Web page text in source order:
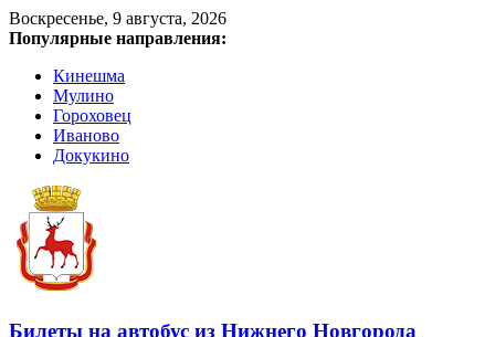
Воскресенье, 9 августа, 2026
Популярные направления:
Кинешма
Мулино
Гороховец
Иваново
Докукино
Билеты на автобус из Нижнего Новгорода